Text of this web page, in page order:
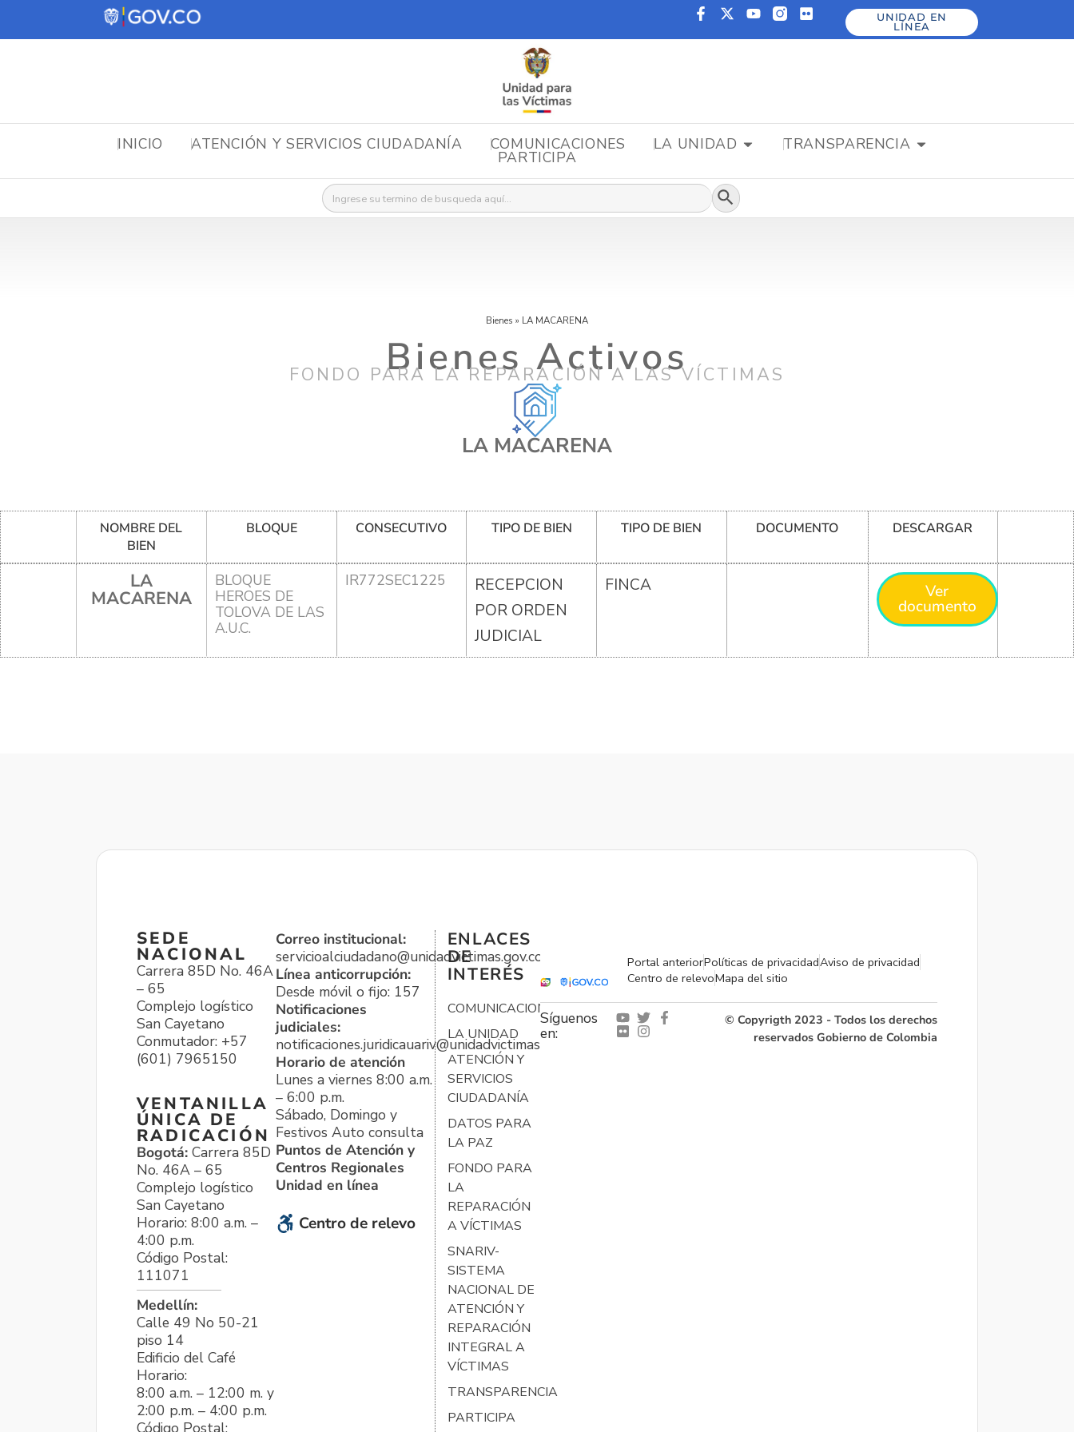
UNIDAD EN
LÍNEA
INICIO ATENCIÓN Y SERVICIOS CIUDADANÍA COMUNICACIONES LA UNIDAD TRANSPARENCIA
PARTICIPA
Buscar: Botón de búsqueda
Bienes » LA MACARENA
Bienes Activos
FONDO PARA LA REPARACIÓN A LAS VÍCTIMAS
LA MACARENA
NOMBRE DEL
BIEN
BLOQUE CONSECUTIVO TIPO DE BIEN TIPO DE BIEN DOCUMENTO DESCARGAR
LA
MACARENA
BLOQUE
HEROES DE
TOLOVA DE LAS
A.U.C.
IR772SEC1225
RECEPCION
POR ORDEN
JUDICIAL
FINCA Ver
documento
SEDE
NACIONAL
Carrera 85D No. 46A
– 65
Complejo logístico
San Cayetano
Conmutador: +57
(601) 7965150
VENTANILLA
ÚNICA DE
RADICACIÓN
Bogotá: Carrera 85D
No. 46A – 65
Complejo logístico
San Cayetano
Horario: 8:00 a.m. –
4:00 p.m.
Código Postal:
111071
Medellín:
Calle 49 No 50-21
piso 14
Edificio del Café
Horario:
8:00 a.m. – 12:00 m. y
2:00 p.m. – 4:00 p.m.
Correo institucional:
servicioalciudadano@unidadvictimas.gov.co
Línea anticorrupción:
Desde móvil o fijo: 157
Notificaciones
judiciales:
notificaciones.juridicauariv@unidadvictimas.gov.co
Horario de atención
Lunes a viernes 8:00 a.m.
– 6:00 p.m.
Sábado, Domingo y
Festivos Auto consulta
Puntos de Atención y
Centros Regionales
Unidad en línea
Centro de relevo
ENLACES
DE
INTERÉS
COMUNICACIONES
LA UNIDAD
ATENCIÓN Y
SERVICIOS
CIUDADANÍA
DATOS PARA
LA PAZ
FONDO PARA
LA
REPARACIÓN
A VÍCTIMAS
SNARIV-
SISTEMA
NACIONAL DE
ATENCIÓN Y
REPARACIÓN
INTEGRAL A
VÍCTIMAS
TRANSPARENCIA
PARTICIPA
Portal anteriorPolíticas de privacidadAviso de privacidad
Centro de relevoMapa del sitio
Síguenos
en:
© Copyrigth 2023 - Todos los derechos
reservados Gobierno de Colombia